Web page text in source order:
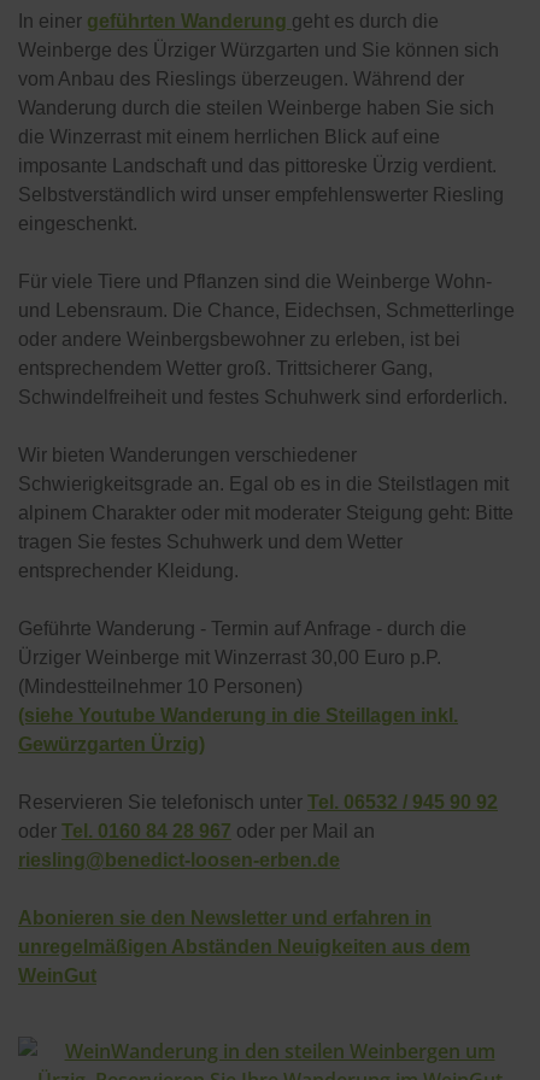
In einer geführten Wanderung geht es durch die
Weinberge des Ürziger Würzgarten und Sie können sich
vom Anbau des Rieslings überzeugen. Während der
Wanderung durch die steilen Weinberge haben Sie sich
die Winzerrast mit einem herrlichen Blick auf eine
imposante Landschaft und das pittoreske Ürzig verdient.
Selbstverständlich wird unser empfehlenswerter Riesling
eingeschenkt.
Für viele Tiere und Pflanzen sind die Weinberge Wohn-
und Lebensraum. Die Chance, Eidechsen, Schmetterlinge
oder andere Weinbergsbewohner zu erleben, ist bei
entsprechendem Wetter groß. Trittsicherer Gang,
Schwindelfreiheit und festes Schuhwerk sind erforderlich.
Wir bieten Wanderungen verschiedener
Schwierigkeitsgrade an. Egal ob es in die Steilstlagen mit
alpinem Charakter oder mit moderater Steigung geht: Bitte
tragen Sie festes Schuhwerk und dem Wetter
entsprechender Kleidung.
Geführte Wanderung - Termin auf Anfrage - durch die
Ürziger Weinberge mit Winzerrast 30,00 Euro p.P.
(Mindestteilnehmer 10 Personen)
(siehe Youtube Wanderung in die Steillagen inkl.
Gewürzgarten Ürzig)
Reservieren Sie telefonisch unter Tel. 06532 / 945 90 92
oder Tel. 0160 84 28 967 oder per Mail an
riesling@benedict-loosen-erben.de
Abonieren sie den Newsletter und erfahren in
unregelmäßigen Abständen Neuigkeiten aus dem
WeinGut